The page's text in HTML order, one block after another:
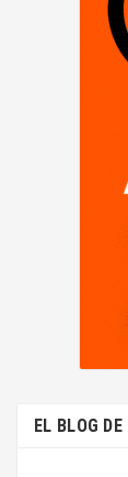
EL BLOG